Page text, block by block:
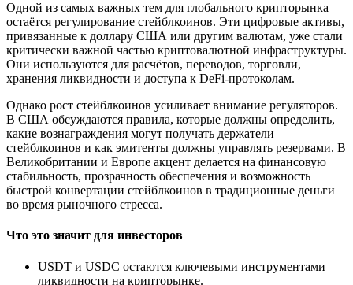
Одной из самых важных тем для глобального крипторынка
остаётся регулирование стейблкоинов. Эти цифровые активы,
привязанные к доллару США или другим валютам, уже стали
критически важной частью криптовалютной инфраструктуры.
Они используются для расчётов, переводов, торговли,
хранения ликвидности и доступа к DeFi-протоколам.
Однако рост стейблкоинов усиливает внимание регуляторов.
В США обсуждаются правила, которые должны определить,
какие вознаграждения могут получать держатели
стейблкоинов и как эмитенты должны управлять резервами. В
Великобритании и Европе акцент делается на финансовую
стабильность, прозрачность обеспечения и возможность
быстрой конвертации стейблкоинов в традиционные деньги
во время рыночного стресса.
Что это значит для инвесторов
USDT и USDC остаются ключевыми инструментами
ликвидности на крипторынке.